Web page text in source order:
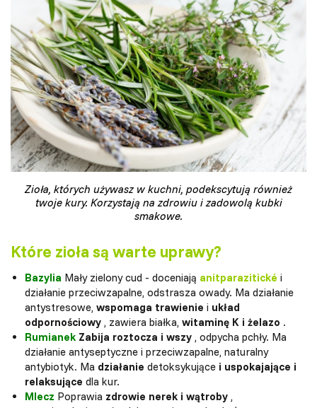
Zioła, których używasz w kuchni, podekscytują również
twoje kury. Korzystają na zdrowiu i zadowolą kubki
smakowe.
Które zioła są warte uprawy?
Bazylia Mały zielony cud - doceniają anitparazitické i
działanie przeciwzapalne, odstrasza owady. Ma działanie
antystresowe, wspomaga trawienie i układ
odpornościowy , zawiera białka, witaminę K i żelazo .
Rumianek Zabija roztocza i wszy , odpycha pchły. Ma
działanie antyseptyczne i przeciwzapalne, naturalny
antybiotyk. Ma działanie detoksykujące i uspokajające i
relaksujące dla kur.
Mlecz Poprawia zdrowie nerek i wątroby ,